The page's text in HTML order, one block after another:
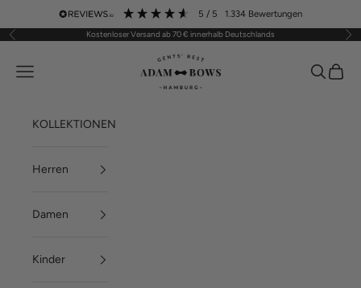
Zum Inhalt springen 5 / 5 1.334 Bewertungen
Zurück Kostenloser Versand ab 70 € innerhalb Deutschlands Vor
ADAM BOWS
Menü Suchen
KOLLEKTIONEN
Herren
Damen
Kinder